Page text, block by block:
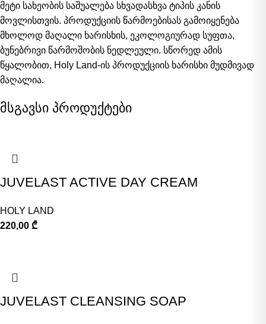
მეტი სახეობის საშუალება სხვადასხვა ტიპის კანის
მოვლისთვის. პროდუქციის წარმოებისას გამოიყენება
მხოლოდ მაღალი ხარისხის, ეკოლოგიურად სუფთა,
ბუნებრივი წარმოშობის ნედლეული. სწორედ ამის
წყალობით, Holy Land-ის პროდუქციის ხარისხი მუდმივად
მაღალია.
მსგავსი პროდუქტები
JUVELAST ACTIVE DAY CREAM
HOLY LAND
220,00 ₾
JUVELAST CLEANSING SOAP